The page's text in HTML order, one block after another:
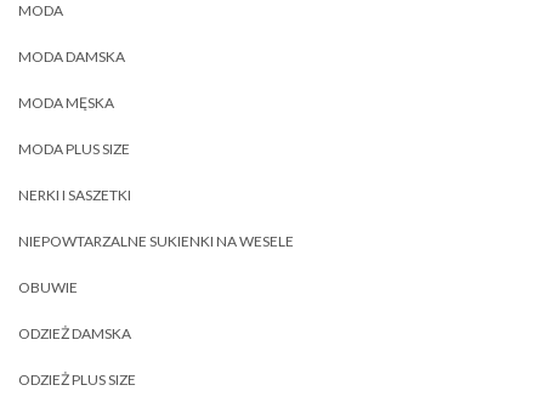
MODA
MODA DAMSKA
MODA MĘSKA
MODA PLUS SIZE
NERKI I SASZETKI
NIEPOWTARZALNE SUKIENKI NA WESELE
OBUWIE
ODZIEŻ DAMSKA
ODZIEŻ PLUS SIZE